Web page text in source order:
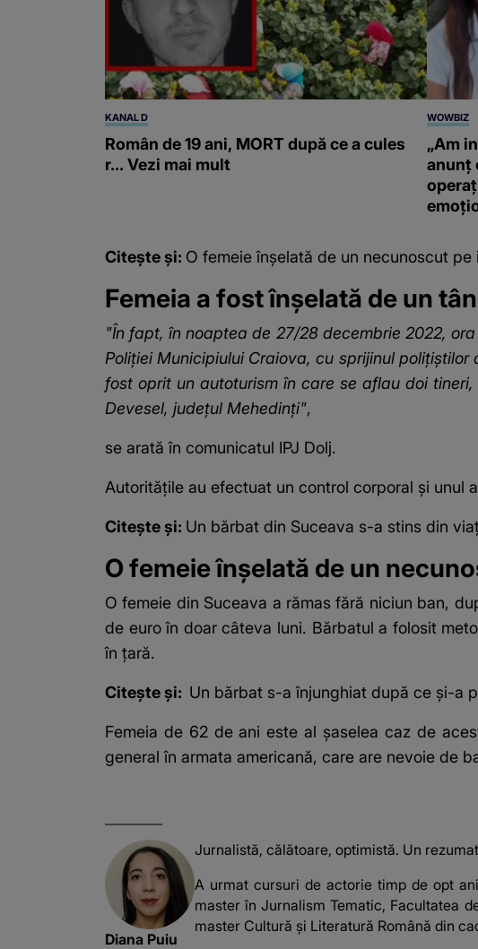
KANAL D
Român de 19 ani, MORT după ce a cules
r... Vezi mai mult
WOWBIZ
„Am
anunț
Citește și: O femeie înșelată de un necunoscut
Femeia a fost înșelată de un
"În fapt, în noaptea de 27/28 decembrie 2022,
Poliţiei Municipiului Craiova, cu sprijinul
fost oprit un autoturism în care se aflau doi
Devesel, judeţul Mehedinţi",
se arată în comunicatul IPJ Dolj.
Autoritățile au efectuat un control corporal și unul
Citește și: Un bărbat din Suceava s-a stins din
O femeie înșelată de un
O femeie din Suceava a rămas fără niciun ban,
de euro în doar câteva luni. Bărbatul a folosit
în țară.
Citește și: Un bărbat s-a înjunghiat după ce și-a
Femeia de 62 de ani este al șaselea caz de
general în armata americană, care are nevoie de
Diana Puiu
Jurnalistă, călătoare, optimistă. Un
A urmat cursuri de actorie timp de opt
master în Jurnalism Tematic, Facultatea
master Cultură și Literatură Română din